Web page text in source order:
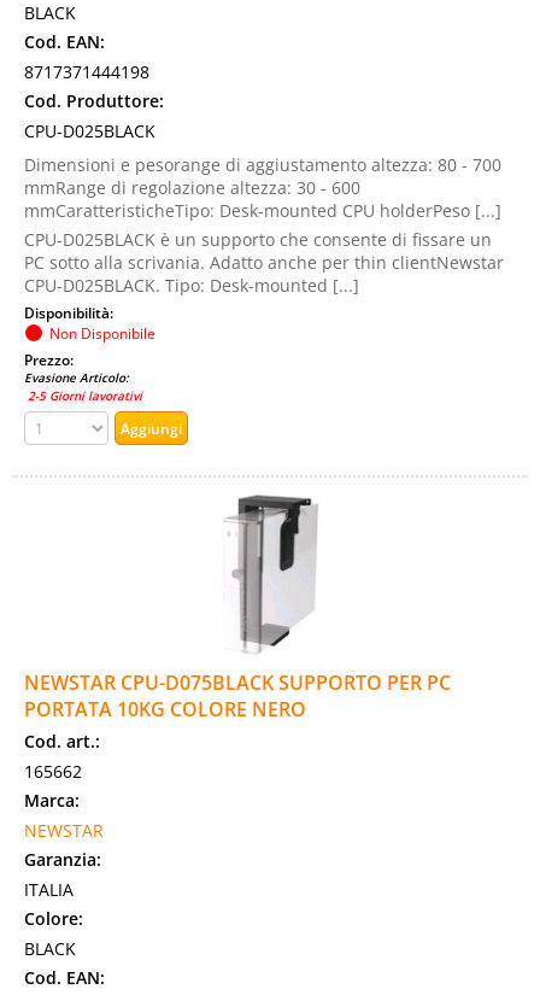
BLACK
Cod. EAN:
8717371444198
Cod. Produttore:
CPU-D025BLACK
Dimensioni e pesorange di aggiustamento altezza: 80 - 700
mmRange di regolazione altezza: 30 - 600
mmCaratteristicheTipo: Desk-mounted CPU holderPeso [...]
CPU-D025BLACK è un supporto che consente di fissare un
PC sotto alla scrivania. Adatto anche per thin clientNewstar
CPU-D025BLACK. Tipo: Desk-mounted [...]
Disponibilità:
Non Disponibile
Prezzo:
Evasione Articolo:
2-5 Giorni lavorativi
NEWSTAR CPU-D075BLACK SUPPORTO PER PC
PORTATA 10KG COLORE NERO
Cod. art.:
165662
Marca:
NEWSTAR
Garanzia:
ITALIA
Colore:
BLACK
Cod. EAN: